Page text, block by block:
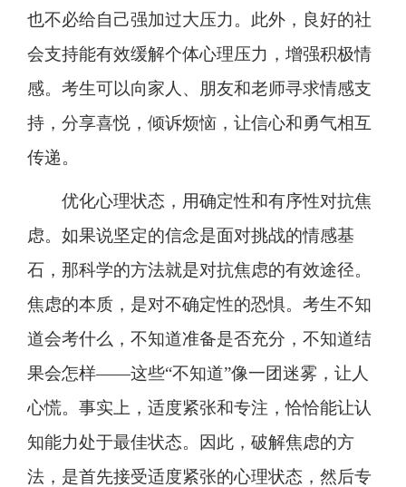
也不必给自己强加过大压力。此外，良好的社
会支持能有效缓解个体心理压力，增强积极情
感。考生可以向家人、朋友和老师寻求情感支
持，分享喜悦，倾诉烦恼，让信心和勇气相互
传递。
优化心理状态，用确定性和有序性对抗焦
虑。如果说坚定的信念是面对挑战的情感基
石，那科学的方法就是对抗焦虑的有效途径。
焦虑的本质，是对不确定性的恐惧。考生不知
道会考什么，不知道准备是否充分，不知道结
果会怎样——这些“不知道”像一团迷雾，让人
心慌。事实上，适度紧张和专注，恰恰能让认
知能力处于最佳状态。因此，破解焦虑的方
法，是首先接受适度紧张的心理状态，然后专